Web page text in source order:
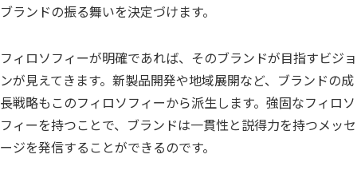
ブランドの振る舞いを決定づけます。
フィロソフィーが明確であれば、そのブランドが目指すビジョ
ンが見えてきます。新製品開発や地域展開など、ブランドの成
長戦略もこのフィロソフィーから派生します。強固なフィロソ
フィーを持つことで、ブランドは一貫性と説得力を持つメッセ
ージを発信することができるのです。